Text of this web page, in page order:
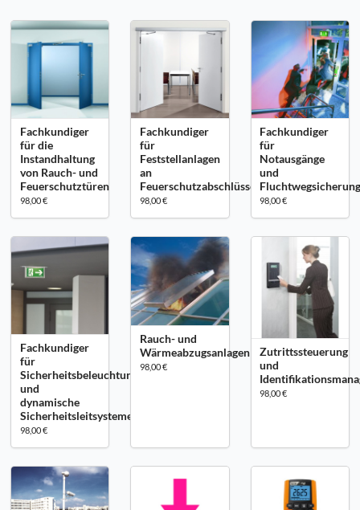
Fachkundiger
für die
Instandhaltung
von Rauch- und
Feuerschutztüren
98,00 €
Fachkundiger
für
Feststellanlagen
an
Feuerschutzabschlüssen
98,00 €
Fachkundiger
für
Notausgänge
und
98,00 €
Fachkundiger
für
Sicherheitsbeleuchtung
und
dynamische
Sicherheitsleitsysteme
98,00 €
Rauch- und
Wärmeabzugsanlagen
98,00 €
Zutrittssteuerung
und
98,00 €